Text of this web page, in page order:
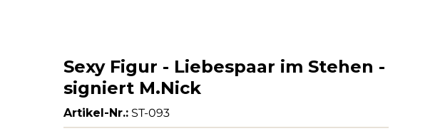
Sexy Figur - Liebespaar im Stehen -
signiert M.Nick
Artikel-Nr.: ST-093